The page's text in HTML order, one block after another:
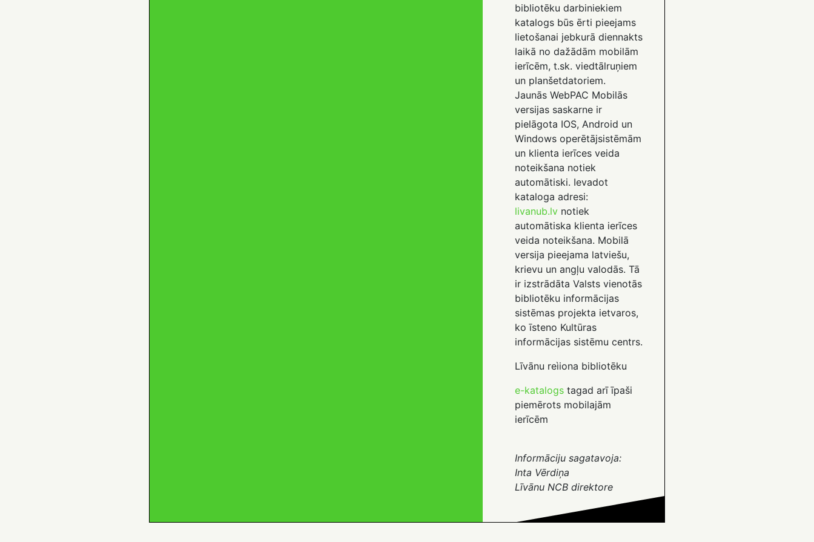
bibliotēku darbiniekiem
katalogs būs ērti pieejams
lietošanai jebkurā diennakts
laikā no dažādām mobilām
ierīcēm, t.sk. viedtālruņiem
un planšetdatoriem.
Jaunās WebPAC Mobilās
versijas saskarne ir
pielāgota IOS, Android un
Windows operētājsistēmām
un klienta ierīces veida
noteikšana notiek
automātiski. Ievadot
kataloga adresi:
livanub.lv notiek
automātiska klienta ierīces
veida noteikšana. Mobilā
versija pieejama latviešu,
krievu un angļu valodās. Tā
ir izstrādāta Valsts vienotās
bibliotēku informācijas
sistēmas projekta ietvaros,
ko īsteno Kultūras
informācijas sistēmu centrs.
Līvānu reìiona bibliotēku
e-katalogs tagad arī īpaši
piemērots mobilajām
ierīcēm
Informāciju sagatavoja:
Inta Vērdiņa
Līvānu NCB direktore